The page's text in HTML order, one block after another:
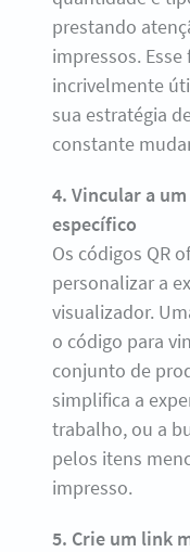
prestando
impressos.
incrivelmente
sua estratégia
constante
4. Vincular a
específico
Os códigos QR
personalizar a
visualizador.
o código para
conjunto de
simplifica a
trabalho, ou a
pelos itens
impresso.
5. Crie um link